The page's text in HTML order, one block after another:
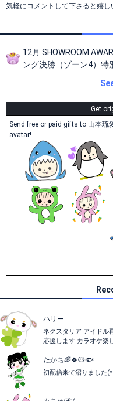
気軽にコメントして下さると嬉
12月 SHOWROOM
ング決勝（ゾーン4）特
Get
Send free or paid gifts to 山本琉
avatar!
ハリー
ネクスタリア アイドル
応援します カラオケ楽
たかち🌈🍀🐱🐟
初配信来て沼りました